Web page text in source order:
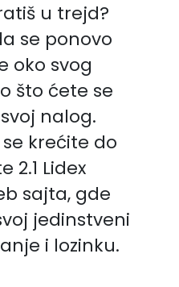
u trejd?
se ponovo
oko svog
što ćete se
nalog.
krećite do
2.1 Lidex
sajta, gde
jedinstveni
i lozinku.